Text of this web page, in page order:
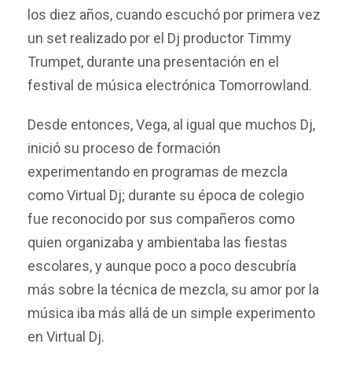
los diez años, cuando escuchó por primera vez
un set realizado por el Dj productor Timmy
Trumpet, durante una presentación en el
festival de música electrónica Tomorrowland.
Desde entonces, Vega, al igual que muchos Dj,
inició su proceso de formación
experimentando en programas de mezcla
como Virtual Dj; durante su época de colegio
fue reconocido por sus compañeros como
quien organizaba y ambientaba las fiestas
escolares, y aunque poco a poco descubría
más sobre la técnica de mezcla, su amor por la
música iba más allá de un simple experimento
en Virtual Dj.